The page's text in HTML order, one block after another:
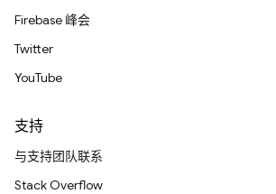
Firebase 峰会
Twitter
YouTube
支持
与支持团队联系
Stack Overflow